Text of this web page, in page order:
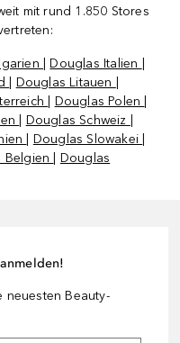
mit rund 1.850 Stores
|Douglas Italien
Douglas Litauen
Douglas Polen
Douglas Schweiz
Douglas Slowakei
Belgien
Douglas
Beauty-